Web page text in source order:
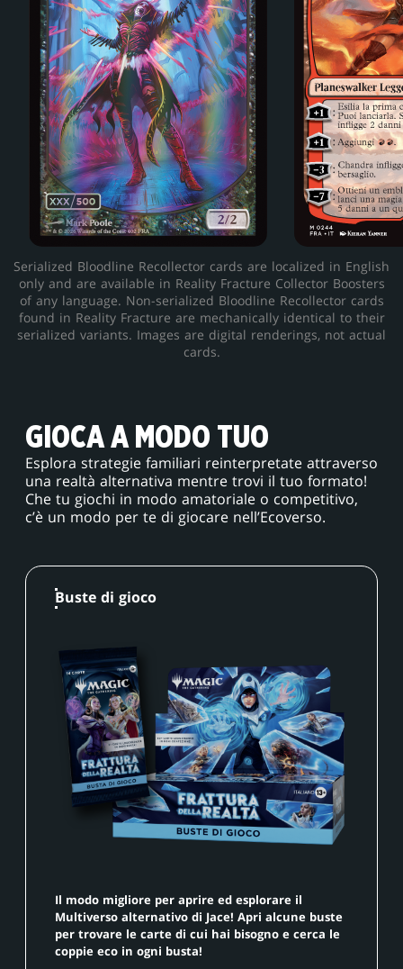
Serialized Bloodline Recollector cards are localized in English
only and are available in Reality Fracture Collector Boosters
of any language. Non-serialized Bloodline Recollector cards
found in Reality Fracture are mechanically identical to their
serialized variants. Images are digital renderings, not actual
cards.
GIOCA A MODO TUO
Esplora strategie familiari reinterpretate attraverso
una realtà alternativa mentre trovi il tuo formato!
Che tu giochi in modo amatoriale o competitivo,
c’è un modo per te di giocare nell’Ecoverso.
Buste di gioco
Il modo migliore per aprire ed esplorare il
Multiverso alternativo di Jace! Apri alcune buste
per trovare le carte di cui hai bisogno e cerca le
coppie eco in ogni busta!